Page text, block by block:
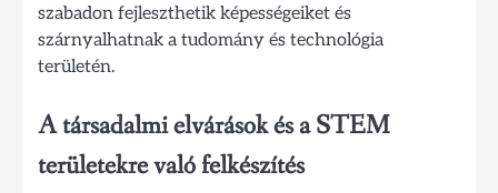
szabadon fejleszthetik képességeiket és
szárnyalhatnak a tudomány és technológia
területén.
A társadalmi elvárások és a STEM
területekre való felkészítés